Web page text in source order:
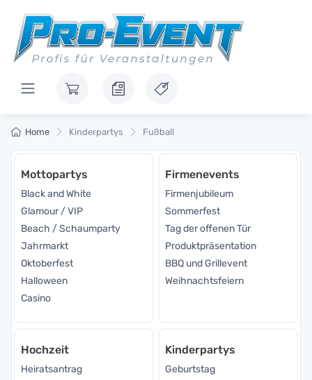
Home Kinderpartys Fußball
Mottopartys
Black and White
Glamour / VIP
Beach / Schaumparty
Jahrmarkt
Oktoberfest
Halloween
Casino
Firmenevents
Firmenjubileum
Sommerfest
Tag der offenen Tür
Produktpräsentation
BBQ und Grillevent
Weihnachtsfeiern
Hochzeit
Heiratsantrag
Kinderpartys
Geburtstag